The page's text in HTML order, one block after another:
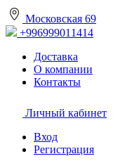
Московская 69
+996999011414
Доставка
О компании
Контакты
Личный кабинет
Вход
Регистрация